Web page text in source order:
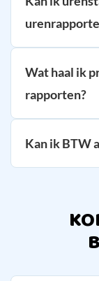
Wat haal ik
rapporten?
Kan ik BTW